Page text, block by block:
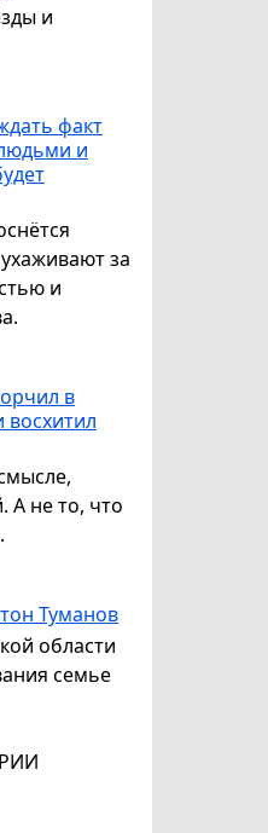
и
факт
и
за
и
в
А не то, что
Туманов
области
семье